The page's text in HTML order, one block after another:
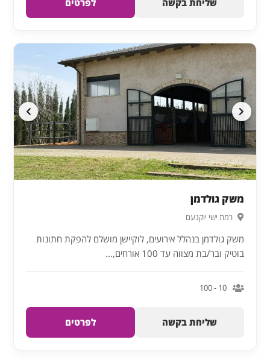
שליחת בקשה לפרטים
משק גולדמן
רמת ישי יוקנעם
משק גולדמן בנהלל אירועים, לוקיישן מושלם להפקת חתונות
בוטיק ובר/בת מצווה עד 100 אורחים,...
10 - 100
שליחת בקשה לפרטים